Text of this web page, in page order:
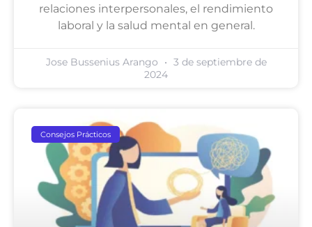
relaciones interpersonales, el rendimiento
laboral y la salud mental en general.
Jose Bussenius Arango
3 de septiembre de
2024
Consejos Prácticos